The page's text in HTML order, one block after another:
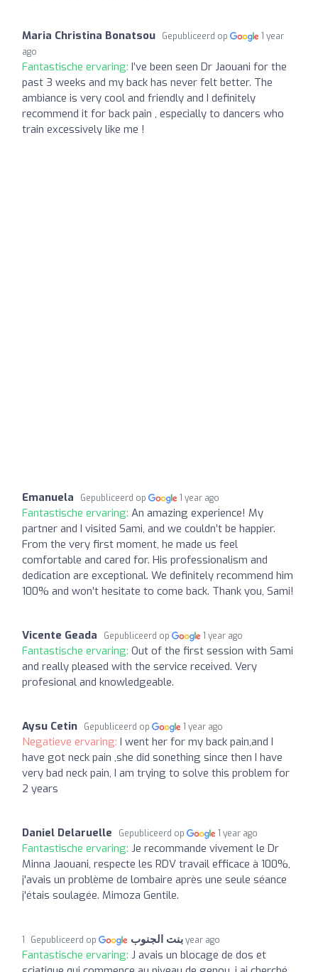
Maria Christina Bonatsou Gepubliceerd op
1 year
ago
Fantastische ervaring: I’ve been seen Dr Jaouani for the
past 3 weeks and my back has never felt better. The
ambiance is very cool and friendly and I definitely
recommend it for back pain , especially to dancers who
train excessively like me !
Emanuela Gepubliceerd op 1 year ago
Fantastische ervaring: An amazing experience! My
partner and I visited Sami, and we couldn’t be happier.
From the very first moment, he made us feel
comfortable and cared for. His professionalism and
dedication are exceptional. We definitely recommend him
100% and won’t hesitate to come back. Thank you, Sami!
Vicente Geada Gepubliceerd op 1 year ago
Fantastische ervaring: Out of the first session with Sami
and really pleased with the service received. Very
profesional and knowledgeable.
Aysu Cetin Gepubliceerd op 1 year ago
Negatieve ervaring: I went her for my back pain,and I
have got neck pain ,she did sonething since then I have
very bad neck pain, I am trying to solve this problem for
2 years
Daniel Delaruelle Gepubliceerd op 1 year ago
Fantastische ervaring: Je recommande vivement le Dr
Minna Jaouani, respecte les RDV travail efficace à 100%,
j'avais un problème de lombaire après une seule séance
j'étais soulagée. Mimoza Gentile.
بنت الجنوب Gepubliceerd op 1 year ago
Fantastische ervaring: J avais un blocage de dos et